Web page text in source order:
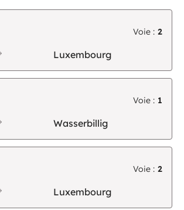
Voie : 2
Luxembourg
Voie : 1
Wasserbillig
Voie : 2
Luxembourg